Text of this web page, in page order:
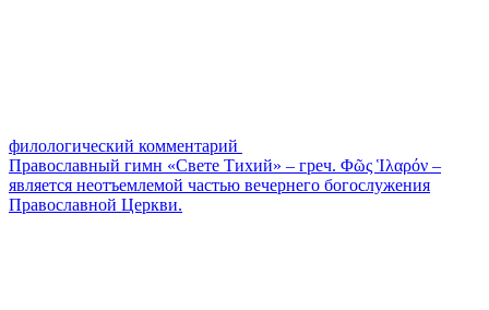
филологический комментарий
Православный гимн «Свете Тихий» – греч. Φῶς Ἱλαρόν –
является неотъемлемой частью вечернего богослужения
Православной Церкви.